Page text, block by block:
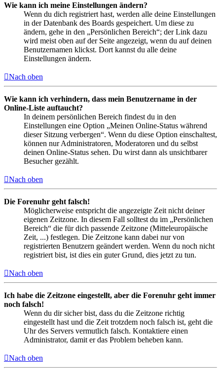
Wie kann ich meine Einstellungen ändern?
Wenn du dich registriert hast, werden alle deine Einstellungen
in der Datenbank des Boards gespeichert. Um diese zu
ändern, gehe in den „Persönlichen Bereich“; der Link dazu
wird meist oben auf der Seite angezeigt, wenn du auf deinen
Benutzernamen klickst. Dort kannst du alle deine
Einstellungen ändern.
Nach oben
Wie kann ich verhindern, dass mein Benutzername in der
Online-Liste auftaucht?
In deinem persönlichen Bereich findest du in den
Einstellungen eine Option „Meinen Online-Status während
dieser Sitzung verbergen“. Wenn du diese Option einschaltest,
können nur Administratoren, Moderatoren und du selbst
deinen Online-Status sehen. Du wirst dann als unsichtbarer
Besucher gezählt.
Nach oben
Die Forenuhr geht falsch!
Möglicherweise entspricht die angezeigte Zeit nicht deiner
eigenen Zeitzone. In diesem Fall solltest du im „Persönlichen
Bereich“ die für dich passende Zeitzone (Mitteleuropäische
Zeit, ...) festlegen. Die Zeitzone kann dabei nur von
registrierten Benutzern geändert werden. Wenn du noch nicht
registriert bist, ist dies ein guter Grund, dies jetzt zu tun.
Nach oben
Ich habe die Zeitzone eingestellt, aber die Forenuhr geht immer
noch falsch!
Wenn du dir sicher bist, dass du die Zeitzone richtig
eingestellt hast und die Zeit trotzdem noch falsch ist, geht die
Uhr des Servers vermutlich falsch. Kontaktiere einen
Administrator, damit er das Problem beheben kann.
Nach oben